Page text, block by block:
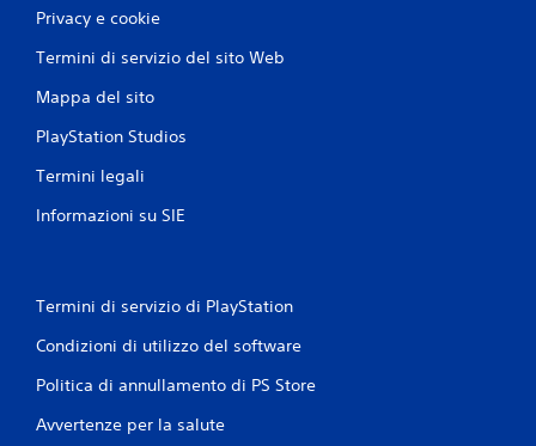
Privacy e cookie
Termini di servizio del sito Web
Mappa del sito
PlayStation Studios
Termini legali
Informazioni su SIE
Termini di servizio di PlayStation
Condizioni di utilizzo del software
Politica di annullamento di PS Store
Avvertenze per la salute